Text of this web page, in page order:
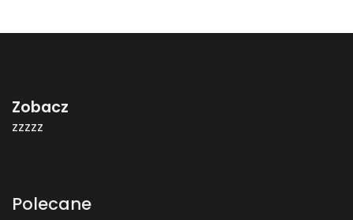
Zobacz
zzzzz
Polecane